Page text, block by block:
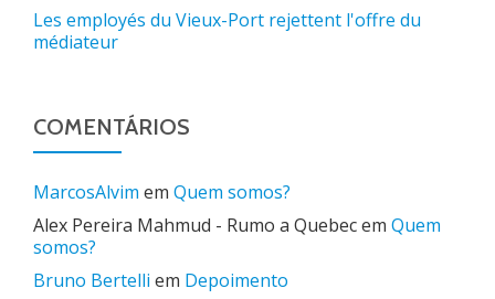
Les employés du Vieux-Port rejettent l'offre du
médiateur
COMENTÁRIOS
MarcosAlvim em Quem somos?
Alex Pereira Mahmud - Rumo a Quebecem Quem
somos?
Bruno Bertelli em Depoimento